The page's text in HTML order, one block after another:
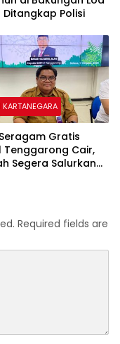
Ditangkap Polisi
KARTANEGARA
Gratis
Tenggarong Cair,
Segera Salurkan
Required fields are